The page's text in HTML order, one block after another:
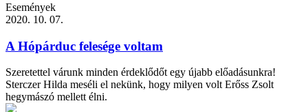
Események
2020. 10. 07.
A Hópárduc felesége voltam
Szeretettel várunk minden érdeklődőt egy újabb előadásunkra!
Sterczer Hilda meséli el nekünk, hogy milyen volt Erőss Zsolt
hegymászó mellett élni.